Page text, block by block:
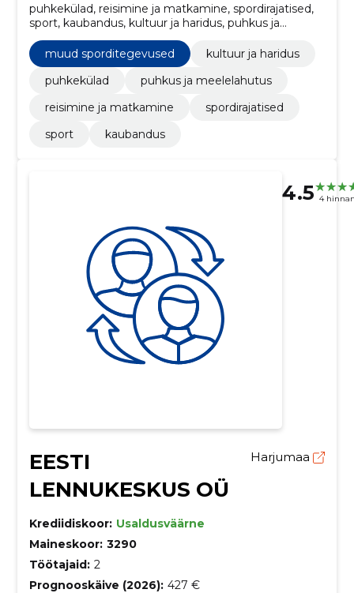
puhkekülad, reisimine ja matkamine, spordirajatised,
sport, kaubandus, kultuur ja haridus, puhkus ja
muud sporditegevused
kultuur ja haridus
puhkekülad
puhkus ja meelelahutus
reisimine ja matkamine
spordirajatised
sport
kaubandus
4.5 4
EESTI
LENNUKESKUS OÜ
Harjumaa
Krediidiskoor: Usaldusväärne
Maineskoor: 3290
Töötajaid: 2
Prognooskäive (2026): 427 €